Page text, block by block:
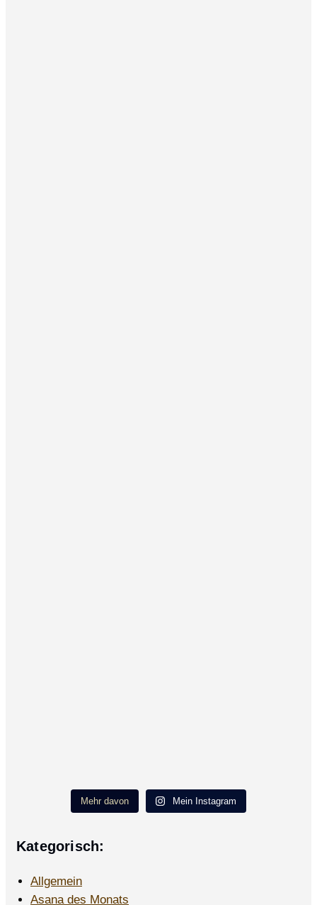
Mehr davon Mein Instagram
Kategorisch:
Allgemein
Asana des Monats